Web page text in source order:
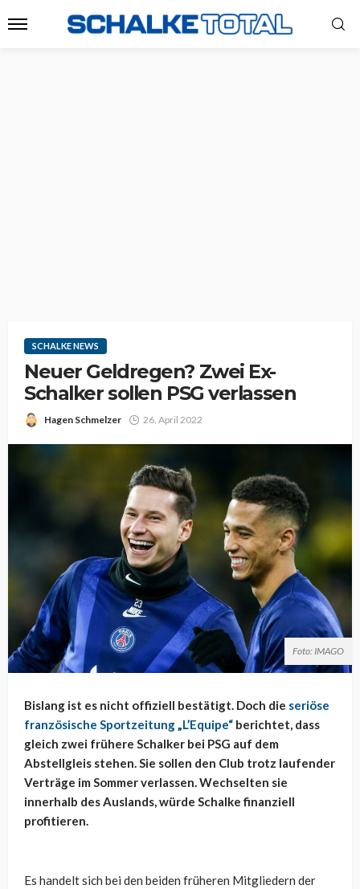
SCHALKE NEWS
Neuer Geldregen? Zwei Ex-
Schalker sollen PSG verlassen
Hagen Schmelzer 26. April 2022
Foto: IMAGO
Bislang ist es nicht offiziell bestätigt. Doch die seriöse
französische Sportzeitung „L’Equipe“ berichtet, dass
gleich zwei frühere Schalker bei PSG auf dem
Abstellgleis stehen. Sie sollen den Club trotz laufender
Verträge im Sommer verlassen. Wechselten sie
innerhalb des Auslands, würde Schalke finanziell
profitieren.
Es handelt sich bei den beiden früheren Mitgliedern der